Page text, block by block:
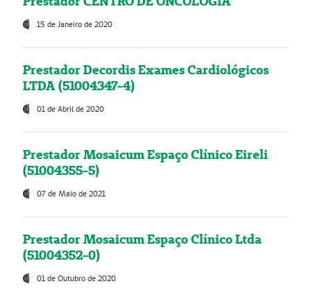
15 de Janeiro de 2020
Prestador Decordis Exames Cardiológicos
LTDA (51004347-4)
01 de Abril de 2020
Prestador Mosaicum Espaço Clínico Eireli
(51004355-5)
07 de Maio de 2021
Prestador Mosaicum Espaço Clínico Ltda
(51004352-0)
01 de Outubro de 2020